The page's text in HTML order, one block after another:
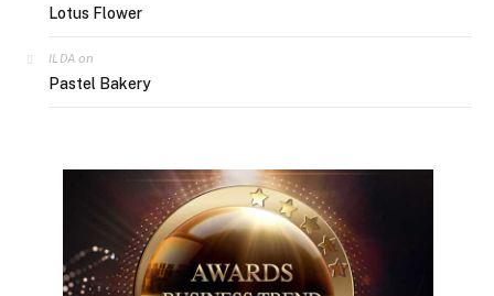
Lotus Flower
ILDA on
Pastel Bakery